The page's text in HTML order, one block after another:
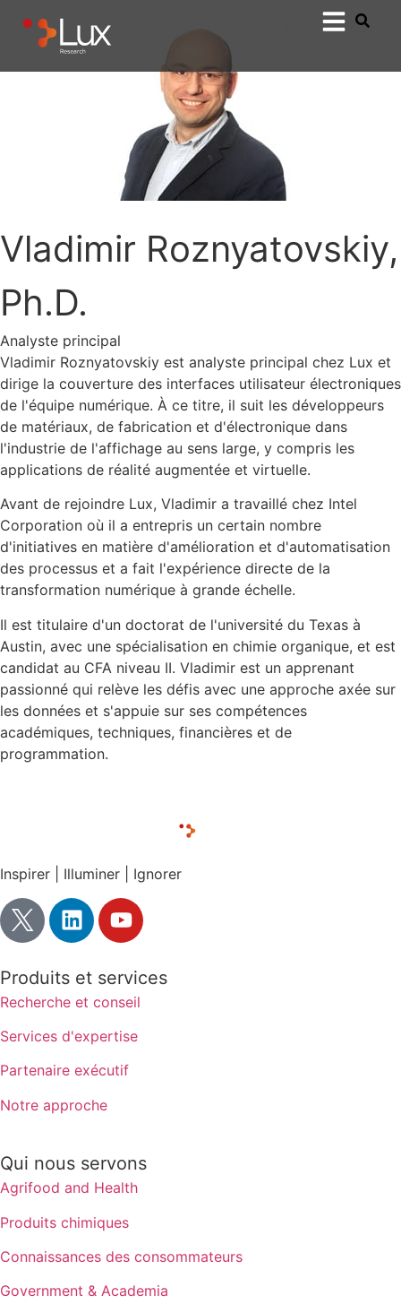
Vladimir Roznyatovskiy,
Ph.D.
Analyste principal
Vladimir Roznyatovskiy est analyste principal chez Lux et
dirige la couverture des interfaces utilisateur électroniques
de l'équipe numérique. À ce titre, il suit les développeurs
de matériaux, de fabrication et d'électronique dans
l'industrie de l'affichage au sens large, y compris les
applications de réalité augmentée et virtuelle.
Avant de rejoindre Lux, Vladimir a travaillé chez Intel
Corporation où il a entrepris un certain nombre
d'initiatives en matière d'amélioration et d'automatisation
des processus et a fait l'expérience directe de la
transformation numérique à grande échelle.
Il est titulaire d'un doctorat de l'université du Texas à
Austin, avec une spécialisation en chimie organique, et est
candidat au CFA niveau II. Vladimir est un apprenant
passionné qui relève les défis avec une approche axée sur
les données et s'appuie sur ses compétences
académiques, techniques, financières et de
programmation.
Inspirer | Illuminer | Ignorer
Produits et services
Recherche et conseil
Services d'expertise
Partenaire exécutif
Notre approche
Qui nous servons
Agrifood and Health
Produits chimiques
Connaissances des consommateurs
Government & Academia